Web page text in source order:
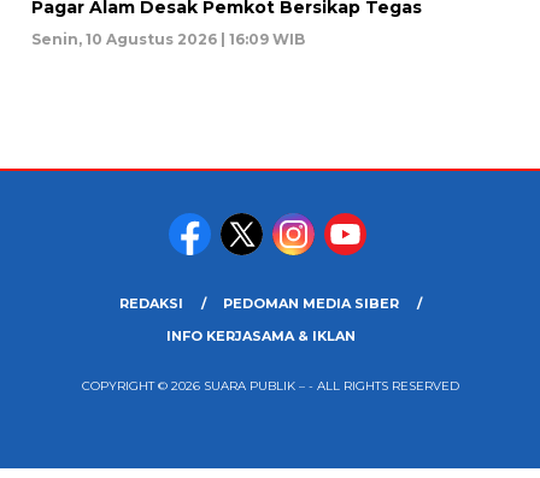
Pagar Alam Desak Pemkot Bersikap Tegas
Senin, 10 Agustus 2026 | 16:09 WIB
REDAKSI
PEDOMAN MEDIA SIBER
INFO KERJASAMA & IKLAN
COPYRIGHT © 2026 SUARA PUBLIK – - ALL RIGHTS RESERVED